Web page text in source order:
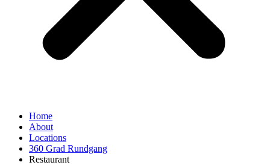
Home
About
Locations
360 Grad Rundgang
Restaurant